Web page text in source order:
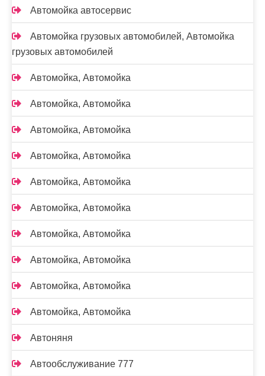
Автомойка автосервис
Автомойка грузовых автомобилей, Автомойка
грузовых автомобилей
Автомойка, Автомойка
Автомойка, Автомойка
Автомойка, Автомойка
Автомойка, Автомойка
Автомойка, Автомойка
Автомойка, Автомойка
Автомойка, Автомойка
Автомойка, Автомойка
Автомойка, Автомойка
Автомойка, Автомойка
Автоняня
Автообслуживание 777